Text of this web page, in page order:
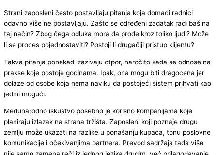
Strani zaposleni često postavljaju pitanja koja domaći radnici
odavno više ne postavljaju. Zašto se određeni zadatak radi baš na
taj način? Zbog čega odluka mora da prođe kroz toliko ljudi? Može
li se proces pojednostaviti? Postoji li drugačiji pristup klijentu?
Takva pitanja ponekad izazivaju otpor, naročito kada se odnose na
prakse koje postoje godinama. Ipak, ona mogu biti dragocena jer
dolaze od osobe koja nema naviku da postojeći sistem prihvati kao
jedini mogući.
Međunarodno iskustvo posebno je korisno kompanijama koje
planiraju izlazak na strana tržišta. Zaposleni koji poznaje drugu
zemlju može ukazati na razlike u ponašanju kupaca, tonu poslovne
komunikacije i očekivanjima partnera. Prevod sadržaja tada više